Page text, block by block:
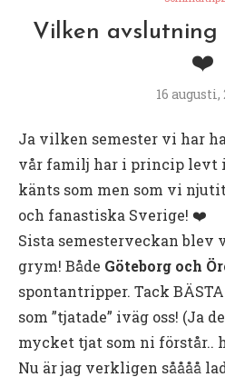
Vilken avslutning
❤️
16 augusti,
Ja vilken semester vi har
vår familj har i princip levt
känts som men som vi
och fanastiska Sverige! ❤️
Sista semesterveckan blev
grym! Både Göteborg och
spontantripper. Tack BÄSTA
som ”tjatade” iväg oss! (Ja
mycket tjat som ni förstår..
Nu är jag verkligen såååå